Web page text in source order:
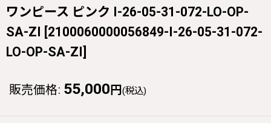
ワンピース ピンク I-26-05-31-072-LO-OP-
SA-ZI [2100060000056849-I-26-05-31-072-
LO-OP-SA-ZI]
販売価格: 55,000 円 (税込)